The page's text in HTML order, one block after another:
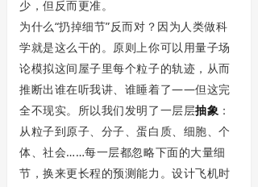
少，但反而更准。
为什么“扔掉细节”反而对？因为人类做科
学就是这么干的。原则上你可以用量子场
论模拟这间屋子里每个粒子的轨迹，从而
推断出谁在听我讲、谁睡着了——但这完
全不现实。所以我们发明了一层层抽象 ：
从粒子到原子、分子、蛋白质、细胞、个
体、社会……每一层都忽略下面的大量细
节，换来更长程的预测能力。设计飞机时